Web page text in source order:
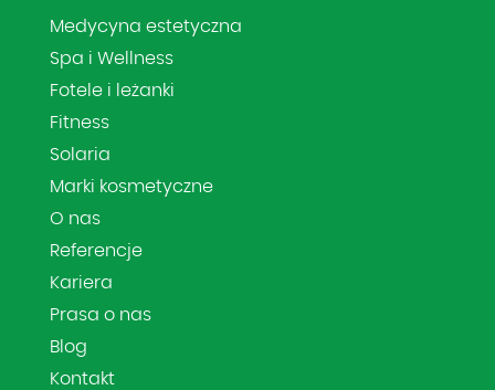
Medycyna estetyczna
Spa i Wellness
Fotele i leżanki
Fitness
Solaria
Marki kosmetyczne
O nas
Referencje
Kariera
Prasa o nas
Blog
Kontakt